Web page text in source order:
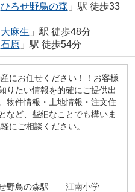
ひろせ野鳥の森 」駅 徒歩33
大麻生 」駅 徒歩48分
石原」駅 徒歩54分
にお任せください！！お客様
りたい情報を的確にご提供出
物件情報・土地情報・注文住
など、些細なことでも構いま
にご相談ください。
野鳥の森駅 江南小学